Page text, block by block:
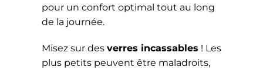
pour un confort optimal tout au long
de la journée.
Misez sur des verres incassables ! Les
plus petits peuvent être maladroits,